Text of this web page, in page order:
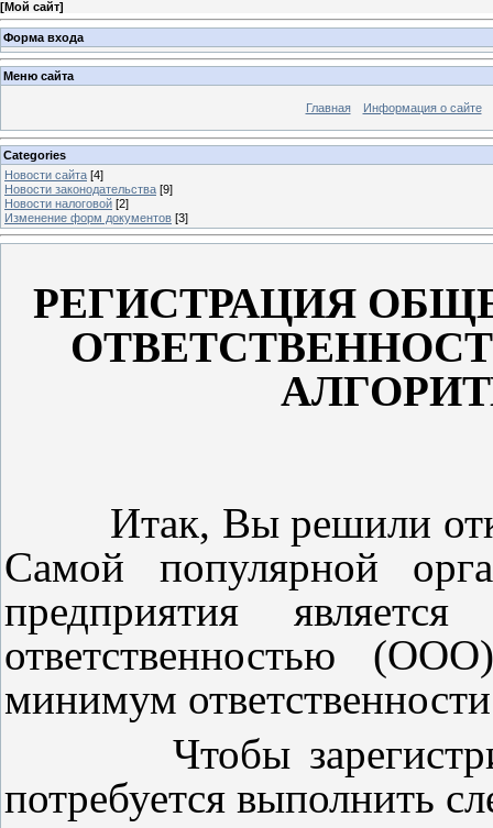
[Мой сайт]
Форма входа
Меню сайта
Главная Информация о сайте
Categories
Новости сайта [4]
Новости законодательства [9]
Новости налоговой [2]
Изменение форм документов [3]
РЕГИСТРАЦИЯ
Итак, Вы решили
Самой популярной
предприятия
ответственностью
минимум
Чтобы
потребуется выполнить